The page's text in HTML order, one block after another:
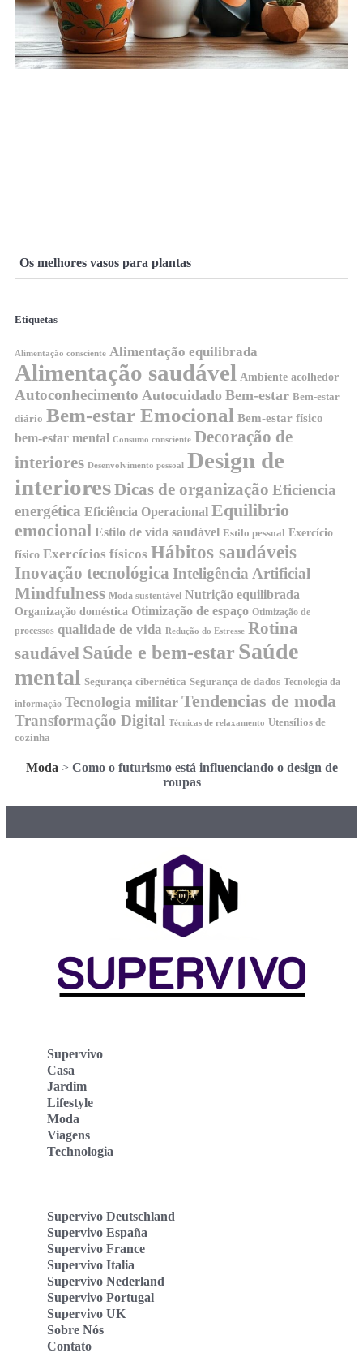
Os melhores vasos para plantas
Etiquetas
Alimentação consciente Alimentação equilibrada
Alimentação saudável Ambiente acolhedor
Autoconhecimento Autocuidado Bem-estar Bem-estar
diário Bem-estar Emocional Bem-estar físico
bem-estar mental Consumo consciente Decoração de
interiores Desenvolvimento pessoal
Design de
interioresDicas de organização Eficiencia
energética Eficiência Operacional Equilibrio
emocional Estilo de vida saudável Estilo pessoal Exercício
físico Exercícios físicos Hábitos saudáveis
Inovação tecnológica Inteligência Artificial
Mindfulness Moda sustentável Nutrição equilibrada
Organização doméstica Otimização de espaço Otimização de
processos qualidade de vida Redução do Estresse Rotina
saudável Saúde e bem-estar Saúde
mental Segurança cibernética Segurança de dados Tecnologia da
informação Tecnologia militar Tendencias de moda
Transformação Digital Técnicas de relaxamento Utensílios de
cozinha
Moda> Como o futurismo está influenciando o design de
roupas
Supervivo
Casa
Jardim
Lifestyle
Moda
Viagens
Technologia
Supervivo Deutschland
Supervivo España
Supervivo France
Supervivo Italia
Supervivo Nederland
Supervivo Portugal
Supervivo UK
Sobre Nós
Contato